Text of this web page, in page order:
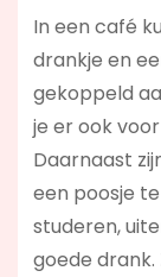
In een café
drankje en
gekoppeld
je er ook
Daarnaast
een poosje
studeren,
goede drank.